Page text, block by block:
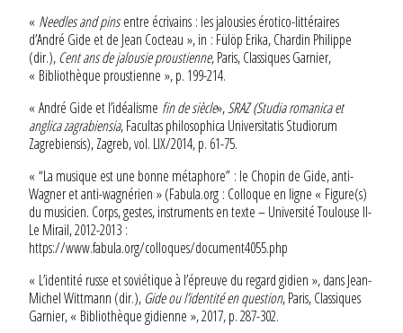
« Needles and pinsentre écrivains : les jalousies érotico-littéraires
d’André Gide et de Jean Cocteau », in : Fülöp Erika, Chardin Philippe
(dir.), Cent ans de jalousie proustienne, Paris, Classiques Garnier,
« Bibliothèque proustienne », p. 199-214.
« André Gide et l’idéalisme fin de siècle»,SRAZ (Studia romanica et
anglica zagrabiensia, Facultas philosophica Universitatis Studiorum
Zagrebiensis), Zagreb, vol. LIX/2014, p. 61-75.
« “La musique est une bonne métaphore” : le Chopin de Gide, anti-
Wagner et anti-wagnérien » (Fabula.org : Colloque en ligne « Figure(s)
du musicien. Corps, gestes, instruments en texte – Université Toulouse II-
Le Mirail, 2012-2013 :
https://www.fabula.org/colloques/document4055.php
« L’identité russe et soviétique à l’épreuve du regard gidien », dans Jean-
Michel Wittmann (dir.), Gide ou l’identité en question, Paris, Classiques
Garnier, « Bibliothèque gidienne », 2017, p. 287-302.